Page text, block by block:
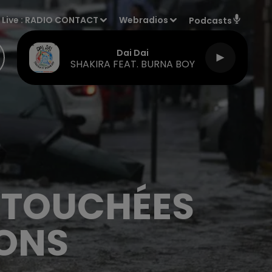
Live :RADIO CONTACT Webradios Podcasts
Dai Dai
SHAKIRA FEAT. BURNA BOY